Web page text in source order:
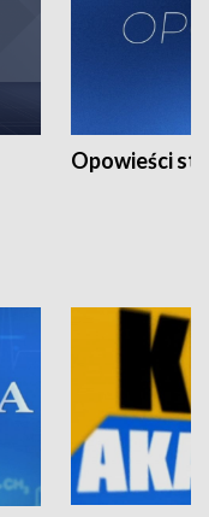
Opowieści